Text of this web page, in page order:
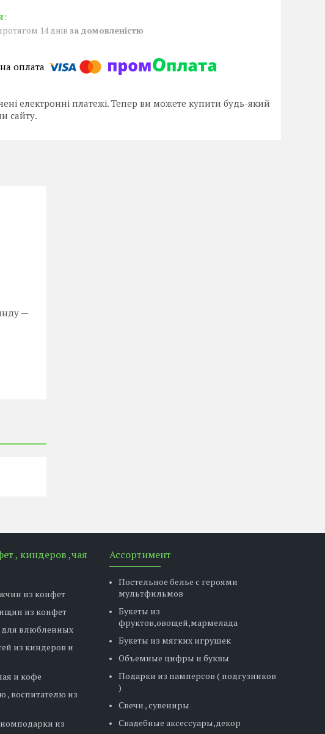
14 днів за домовленістю
електронні платежі. Тепер ви можете купити будь-який
сайту.
—
, киндеров ,чая
из конфет
из конфет
для влюбленных
из киндеров и
и кофе
, воспитателю из
из
Ассортимент
Постельное белье с героями
мультфильмов
Букеты из
фруктов,овощей,мармелада
Букеты из мягких игрушек
Объемные цифры и буквы
Подарки из памперсов ( подгузников
)
Свечи , сувениры
Свадебные аксессуары,декор